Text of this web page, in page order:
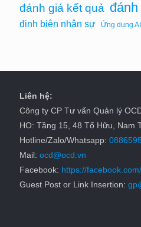
đánh giá kết quả
định biên nhân sự Ứng dụng AI
Liên hệ:
Công ty CP Tư vấn Quản lý
HO: Tầng 15, 48 Tố Hữu, Nam
Hotline/Zalo/Whatsapp:
Mail: ocd@ocd.vn
Facebook: https://
Guest Post or Link Insertion: